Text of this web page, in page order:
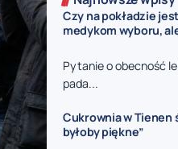
Czy na pokładzie
medykom wyboru,
Pytanie o obecność
pada...
Cukrownia w Tienen
byłoby piękne”